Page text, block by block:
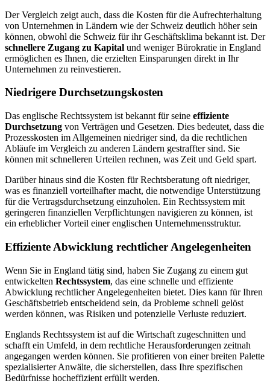
Der Vergleich zeigt auch, dass die Kosten für die Aufrechterhaltung
von Unternehmen in Ländern wie der Schweiz deutlich höher sein
können, obwohl die Schweiz für ihr Geschäftsklima bekannt ist. Der
schnellere Zugang zu Kapital und weniger Bürokratie in England
ermöglichen es Ihnen, die erzielten Einsparungen direkt in Ihr
Unternehmen zu reinvestieren.
Niedrigere Durchsetzungskosten
Das englische Rechtssystem ist bekannt für seine effiziente
Durchsetzung von Verträgen und Gesetzen. Dies bedeutet, dass die
Prozesskosten im Allgemeinen niedriger sind, da die rechtlichen
Abläufe im Vergleich zu anderen Ländern gestraffter sind. Sie
können mit schnelleren Urteilen rechnen, was Zeit und Geld spart.
Darüber hinaus sind die Kosten für Rechtsberatung oft niedriger,
was es finanziell vorteilhafter macht, die notwendige Unterstützung
für die Vertragsdurchsetzung einzuholen. Ein Rechtssystem mit
geringeren finanziellen Verpflichtungen navigieren zu können, ist
ein erheblicher Vorteil einer englischen Unternehmensstruktur.
Effiziente Abwicklung rechtlicher Angelegenheiten
Wenn Sie in England tätig sind, haben Sie Zugang zu einem gut
entwickelten Rechtssystem, das eine schnelle und effiziente
Abwicklung rechtlicher Angelegenheiten bietet. Dies kann für Ihren
Geschäftsbetrieb entscheidend sein, da Probleme schnell gelöst
werden können, was Risiken und potenzielle Verluste reduziert.
Englands Rechtssystem ist auf die Wirtschaft zugeschnitten und
schafft ein Umfeld, in dem rechtliche Herausforderungen zeitnah
angegangen werden können. Sie profitieren von einer breiten Palette
spezialisierter Anwälte, die sicherstellen, dass Ihre spezifischen
Bedürfnisse hocheffizient erfüllt werden.